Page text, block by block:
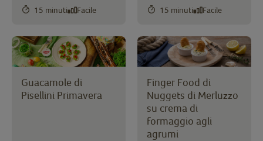
15 minuti Facile 15 minuti Facile
Guacamole di
Pisellini Primavera
Finger Food di
Nuggets di Merluzzo
su crema di
formaggio agli
agrumi